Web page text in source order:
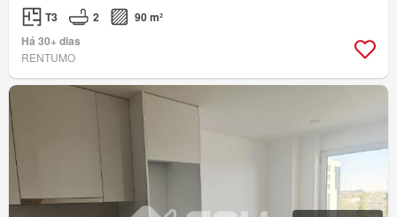
T3 2
90 m²
Há 30+ dias
RENTUMO